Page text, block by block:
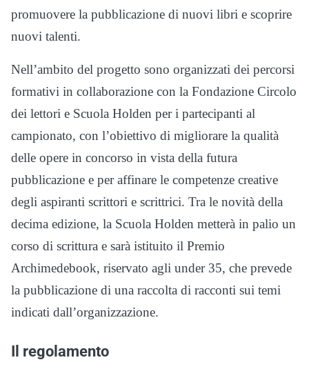
promuovere la pubblicazione di nuovi libri e scoprire
nuovi talenti.
Nell’ambito del progetto sono organizzati dei percorsi
formativi in collaborazione con la Fondazione Circolo
dei lettori e Scuola Holden per i partecipanti al
campionato, con l’obiettivo di migliorare la qualità
delle opere in concorso in vista della futura
pubblicazione e per affinare le competenze creative
degli aspiranti scrittori e scrittrici. Tra le novità della
decima edizione, la Scuola Holden metterà in palio un
corso di scrittura e sarà istituito il Premio
Archimedebook, riservato agli under 35, che prevede
la pubblicazione di una raccolta di racconti sui temi
indicati dall’organizzazione.
Il regolamento